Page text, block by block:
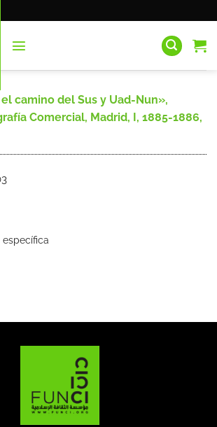
el camino del Sus y Uad-Nun»,
Comercial, Madrid, I, 1885-1886,